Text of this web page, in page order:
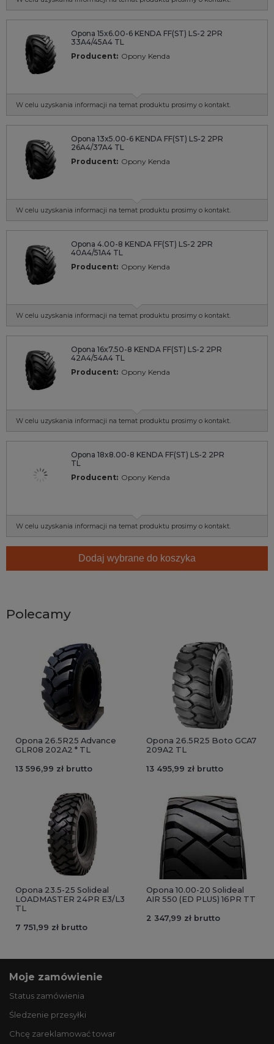
Opona 15x6.00-6 KENDA FF(ST) LS-2 2PR
33A4/45A4 TL
Producent: Opony Kenda
W celu uzyskania informacji na temat produktu prosimy o kontakt.
Opona 13x5.00-6 KENDA FF(ST) LS-2 2PR
26A4/37A4 TL
Producent: Opony Kenda
W celu uzyskania informacji na temat produktu prosimy o kontakt.
Opona 4.00-8 KENDA FF(ST) LS-2 2PR
40A4/51A4 TL
Producent: Opony Kenda
W celu uzyskania informacji na temat produktu prosimy o kontakt.
Opona 16x7.50-8 KENDA FF(ST) LS-2 2PR
42A4/54A4 TL
Producent: Opony Kenda
W celu uzyskania informacji na temat produktu prosimy o kontakt.
Opona 18x8.00-8 KENDA FF(ST) LS-2 2PR
TL
Producent: Opony Kenda
W celu uzyskania informacji na temat produktu prosimy o kontakt.
Dodaj wybrane do koszyka
Polecamy
Opona 26.5R25 Advance
GLR08 202A2 * TL
13 596,99 zł brutto
Opona 26.5R25 Boto GCA7
209A2 TL
13 495,99 zł brutto
Opona 23.5-25 Solideal
LOADMASTER 24PR E3/L3
TL
7 751,99 zł brutto
Opona 10.00-20 Solideal
AIR 550 (ED PLUS) 16PR TT
2 347,99 zł brutto
Moje zamówienie
Status zamówienia
Śledzenie przesyłki
Chcę zareklamować towar